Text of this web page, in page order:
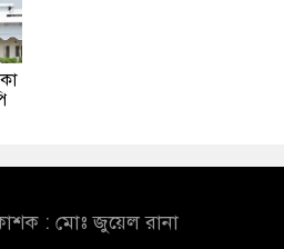
: মোঃ জুয়েল রানা